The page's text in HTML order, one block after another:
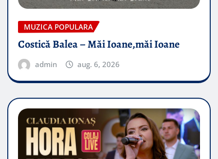
MUZICA POPULARA
Costică Balea – Măi Ioane,măi Ioane
admin aug. 6, 2026